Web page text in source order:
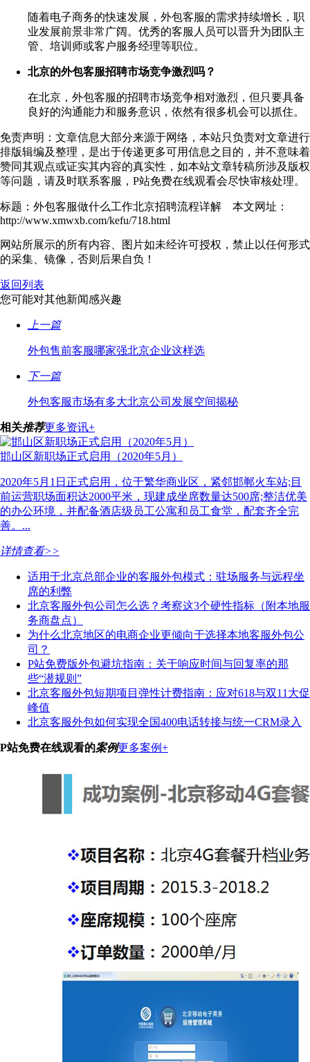
随着电子商务的快速发展，外包客服的需求持续增长，职
业发展前景非常广阔。优秀的客服人员可以晋升为团队主
管、培训师或客户服务经理等职位。
北京的外包客服招聘市场竞争激烈吗？
在北京，外包客服的招聘市场竞争相对激烈，但只要具备
良好的沟通能力和服务意识，依然有很多机会可以抓住。
免责声明：文章信息大部分来源于网络，本站只负责对文章进行
排版辑编及整理，是出于传递更多可用信息之目的，并不意味着
赞同其观点或证实其内容的真实性，如本站文章转稿所涉及版权
等问题，请及时联系客服，P站免费在线观看会尽快审核处理。
标题：外包客服做什么工作北京招聘流程详解 本文网址：
http://www.xmwxb.com/kefu/718.html
网站所展示的所有内容、图片如未经许可授权，禁止以任何形式
的采集、镜像，否则后果自负！
返回列表
您可能对其他新闻感兴趣
上一篇
外包售前客服哪家强北京企业这样选
下一篇
外包客服市场有多大北京公司发展空间揭秘
相关推荐更多资讯+
邯山区新职场正式启用（2020年5月）
2020年5月1日正式启用，位于繁华商业区，紧邻邯郸火车站;目
前运营职场面积达2000平米，现建成坐席数量达500席;整洁优美
的办公环境，并配备酒店级员工公寓和员工食堂，配套齐全完
善。...
详情查看>>
适用于北京总部企业的客服外包模式：驻场服务与远程坐
席的利弊
北京客服外包公司怎么选？考察这3个硬性指标（附本地服
务商盘点）
为什么北京地区的电商企业更倾向于选择本地客服外包公
司？
P站免费版外包避坑指南：关于响应时间与回复率的那
些“潜规则”
北京客服外包短期项目弹性计费指南：应对618与双11大促
峰值
北京客服外包如何实现全国400电话转接与统一CRM录入
P站免费在线观看的案例更多案例+